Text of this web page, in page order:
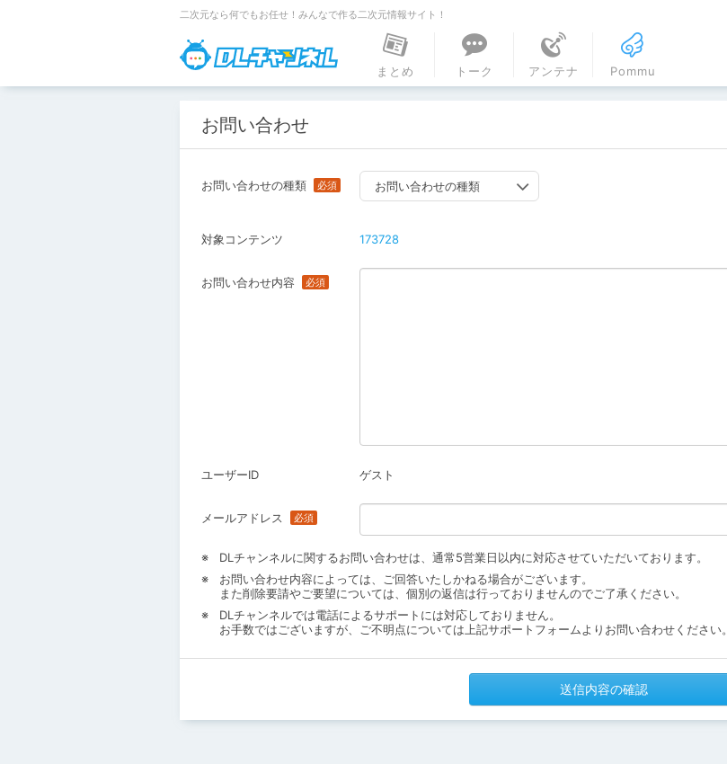
二次元なら何でもお任せ！みんなで作る二次元情報サイト！
DLチャンネル
まとめ
トーク アンテナ Pommu
お問い合わせ
お問い合わせの種類 お問い合わせの種類
対象コンテンツ 173728
お問い合わせ内容
ユーザーID ゲスト
メールアドレス
DLチャンネルに関するお問い合わせは、通常5営業日以内に対応させていただいております。
お問い合わせ内容によっては、ご回答いたしかねる場合がございます。
また削除要請やご要望については、個別の返信は行っておりませんのでご了承ください。
DLチャンネルでは電話によるサポートには対応しておりません。
お手数ではございますが、ご不明点については上記サポートフォームよりお問い合わせください。
送信内容の確認